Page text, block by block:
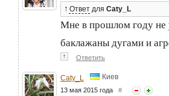
↑ Ответ для Caty_L
Мне в прошлом году не
баклажаны дугами и
↑ Ответить
Caty_L Киев
13 мая 2015 года #